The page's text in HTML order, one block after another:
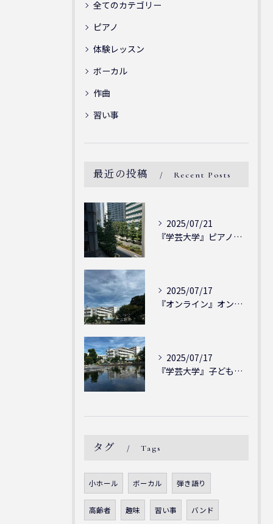
全てのカテゴリー
ピアノ
体験レッスン
ボーカル
作曲
習い事
最近の投稿 Recent Posts
2025/07/21
『学芸大学』ピアノを弾ける喜び - シェリー・アーツ音楽教室...
2025/07/17
『オンライン』オンラインの会員様大募集中！シェリー・アーツ音...
2025/07/17
『学芸大学』子どもには子どもの表現が大切！シェリー・アーツ音...
タグ Tags
小ホール ボーカル 弾き語り
高齢者 趣味 習い事 バンド